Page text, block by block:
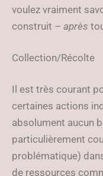
voulez vraiment
construit – après
Collection/Récolte
Il est très courant
certaines actions
absolument aucun
particulièrement
problématique)
de ressources